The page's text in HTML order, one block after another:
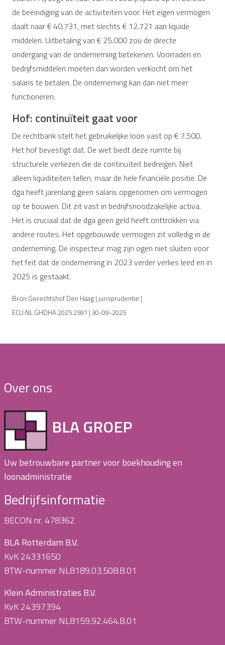
de beëindiging van de activiteiten voor. Het eigen vermogen
daalt naar € 40.731, met slechts € 12.721 aan liquide
middelen. Uitbetaling van € 25.000 zou de directe
ondergang van de onderneming betekenen. Voorraden en
bedrijfsmiddelen moeten dan worden verkocht om het
salaris te betalen. De onderneming kan dan niet meer
functioneren.
Hof: continuïteit gaat voor
De rechtbank stelt het gebruikelijke loon vast op € 7.500.
Het hof bevestigt dat. De wet biedt deze ruimte bij
structurele verliezen die de continuïteit bedreigen. Niet
alleen liquiditeiten tellen, maar de hele financiële positie. De
dga heeft jarenlang geen salaris opgenomen om vermogen
op te bouwen. Dit zit vast in bedrijfsnoodzakelijke activa.
Het is cruciaal dat de dga geen geld heeft onttrokken via
andere routes. Het opgebouwde vermogen zit volledig in de
onderneming. De inspecteur mag zijn ogen niet sluiten voor
het feit dat de onderneming in 2023 verder verlies leed en in
2025 is gestaakt.
Bron:Gerechtshof Den Haag | jurisprudentie |
ECLI:NL:GHDHA:2025:2591 | 30-09-2025
Over ons
BLA GROEP
Uw betrouwbare partner voor boekhouding en
loonadministratie
Bedrijfsinformatie
BECON nr. 478362
BLA Rotterdam B.V.
KvK 24331650
BTW-nummer NL8189.03.508.B.01
Klein Administraties B.V.
KvK 24397394
BTW-nummer NL8159.92.464.B.01